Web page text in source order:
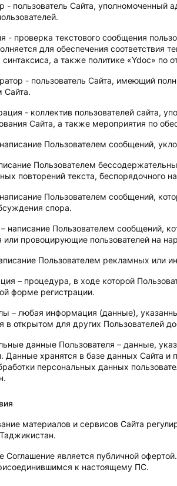
- пользователь Сайта, уполномоченный
- проверка текстового сообщения
для обеспечения соответствия
синтаксиса, а также политике «Ydoc»
- пользователь Сайта, имеющий
Сайта.
- коллектив пользователей сайта,
Сайта, а также мероприятия по
Пользователем сообщений,
Пользователем
повторений текста, беспорядочного
Пользователем сообщений,
спора.
– написание Пользователем сообщений,
или провоцирующие пользователей на
Пользователем рекламных или
– процедура, в ходе которой
форме регистрации.
– любая информация (данные),
в открытом для других Пользователей
данные Пользователя – данные,
Данные хранятся в базе данных Сайта и
персональных данных
материалов и сервисов Сайта
Соглашение является публичной
к настоящему ПС.